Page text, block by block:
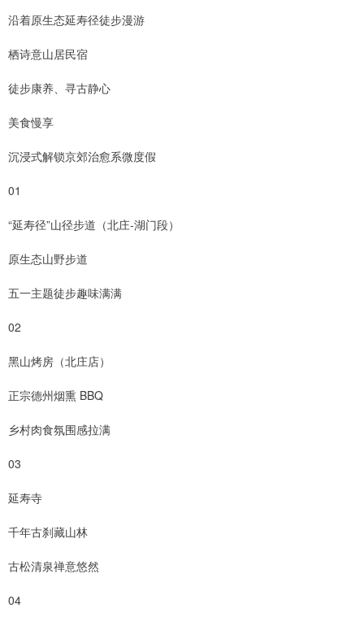
沿着原生态延寿径徒步漫游
栖诗意山居民宿
徒步康养、寻古静心
美食慢享
沉浸式解锁京郊治愈系微度假
01
“延寿径”山径步道（北庄-湖门段）
原生态山野步道
五一主题徒步趣味满满
02
黑山烤房（北庄店）
正宗德州烟熏 BBQ
乡村肉食氛围感拉满
03
延寿寺
千年古刹藏山林
古松清泉禅意悠然
04